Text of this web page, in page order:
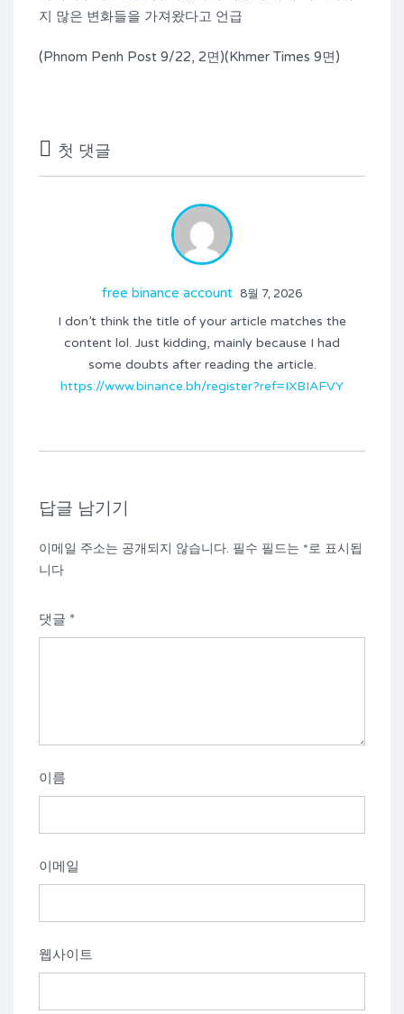
지 많은 변화들을 가져왔다고 언급
(Phnom Penh Post 9/22, 2면)(Khmer Times 9면)
첫 댓글
free binance account 8월 7, 2026
I don’t think the title of your article matches the
content lol. Just kidding, mainly because I had
some doubts after reading the article.
https://www.binance.bh/register?ref=IXBIAFVY
답글 남기기
이메일 주소는 공개되지 않습니다. 필수 필드는 *로 표시됩
니다
댓글 *
이름
이메일
웹사이트